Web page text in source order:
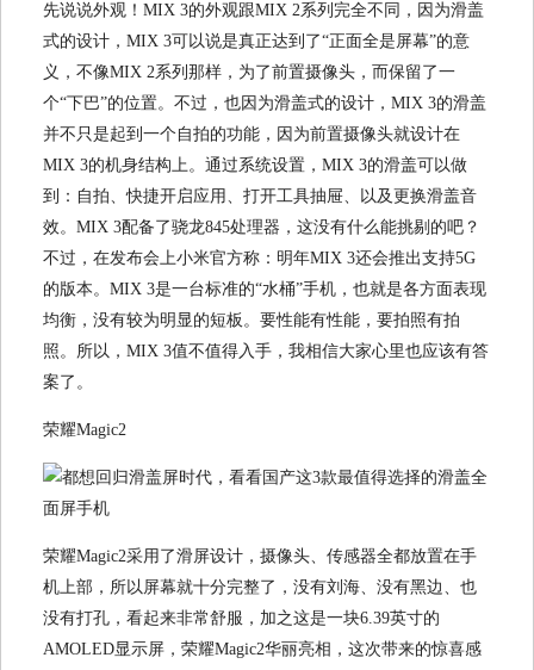
先说说外观！MIX 3的外观跟MIX 2系列完全不同，因为滑盖
式的设计，MIX 3可以说是真正达到了“正面全是屏幕”的意
义，不像MIX 2系列那样，为了前置摄像头，而保留了一
个“下巴”的位置。不过，也因为滑盖式的设计，MIX 3的滑盖
并不只是起到一个自拍的功能，因为前置摄像头就设计在
MIX 3的机身结构上。通过系统设置，MIX 3的滑盖可以做
到：自拍、快捷开启应用、打开工具抽屉、以及更换滑盖音
效。MIX 3配备了骁龙845处理器，这没有什么能挑剔的吧？
不过，在发布会上小米官方称：明年MIX 3还会推出支持5G
的版本。MIX 3是一台标准的“水桶”手机，也就是各方面表现
均衡，没有较为明显的短板。要性能有性能，要拍照有拍
照。所以，MIX 3值不值得入手，我相信大家心里也应该有答
案了。
荣耀Magic2
荣耀Magic2采用了滑屏设计，摄像头、传感器全都放置在手
机上部，所以屏幕就十分完整了，没有刘海、没有黑边、也
没有打孔，看起来非常舒服，加之这是一块6.39英寸的
AMOLED显示屏，荣耀Magic2华丽亮相，这次带来的惊喜感